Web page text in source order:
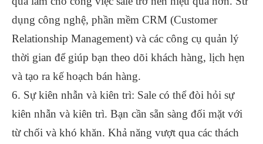
dụng công nghệ, phần mềm CRM (Customer
Relationship Management) và các công cụ quản lý
thời gian để giúp bạn theo dõi khách hàng, lịch hẹn
và tạo ra kế hoạch bán hàng.
6. Sự kiên nhẫn và kiên trì: Sale có thể đòi hỏi sự
kiên nhẫn và kiên trì. Bạn cần sẵn sàng đối mặt với
từ chối và khó khăn. Khả năng vượt qua các thách